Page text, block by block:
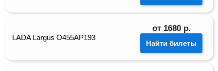
LADA Largus О455АР193
от 1680 р.
Найти билеты